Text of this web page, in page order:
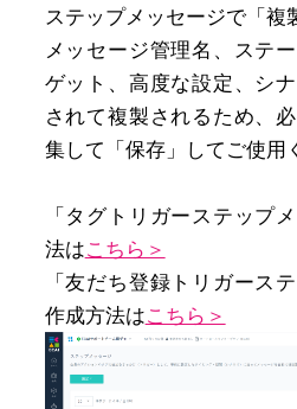
ステップメッセージで「複
メッセージ管理名、ステ
ゲット、高度な設定、シ
されて複製されるため、
集して「保存」してご使用
「タグトリガーステップ
法はこちら＞
「友だち登録トリガース
作成方法はこちら＞